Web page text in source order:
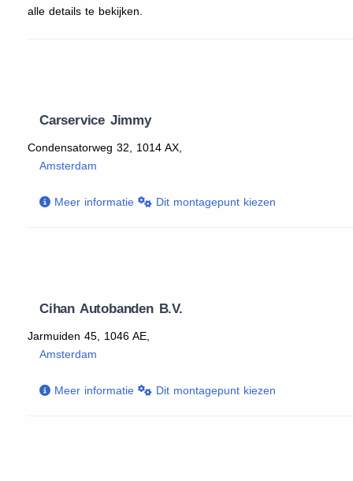
alle details te bekijken.
Carservice Jimmy
Condensatorweg 32, 1014 AX,
Amsterdam
Meer informatie Dit montagepunt kiezen
Cihan Autobanden B.V.
Jarmuiden 45, 1046 AE,
Amsterdam
Meer informatie Dit montagepunt kiezen